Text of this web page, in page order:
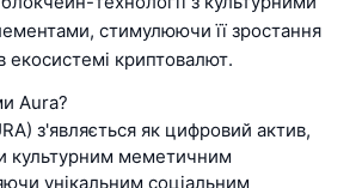
стимулюючи її зростання
екосистемі криптовалют.
Aura?
з'являється як цифровий актив,
культурним меметичним
унікальним соціальним